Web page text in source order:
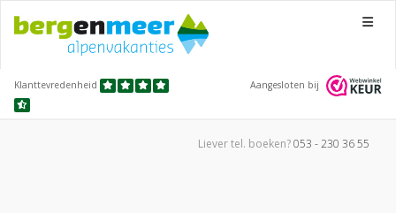
Menu
Klanttevredenheid Aangesloten bij
Liever tel. boeken?053 - 230 36 55